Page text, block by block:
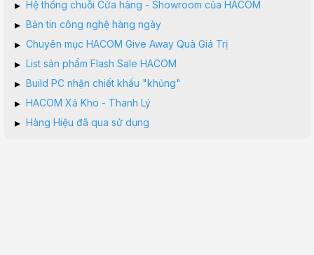
▸ Hệ thống chuỗi Cửa hàng - Showroom của HACOM
▸ Bản tin công nghệ hàng ngày
▸ Chuyên mục HACOM Give Away Quà Giá Trị
▸ List sản phẩm Flash Sale HACOM
▸ Build PC nhận chiết khấu "khủng"
▸ HACOM Xả Kho - Thanh Lý
▸ Hàng Hiệu đã qua sử dụng